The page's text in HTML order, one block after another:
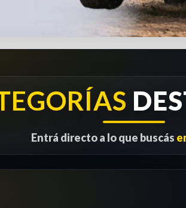
Entrá directo a lo que buscás